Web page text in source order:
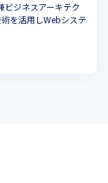
ビジネスアーキテク
を活用しWebシステ